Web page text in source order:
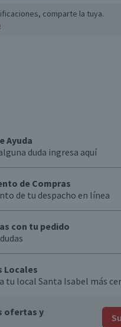
comparte la tuya.
Ayuda
duda ingresa aquí
de Compras
de tu despacho en línea
con tu pedido
Locales
tu local Santa Isabel más
ofertas y